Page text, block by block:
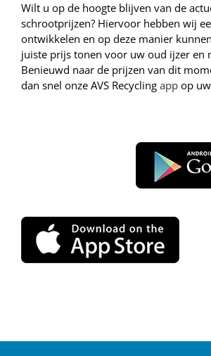
Wilt u op de hoogte blijven van de
schrootprijzen? Hiervoor hebben wij
ontwikkelen en op deze manier
juiste prijs tonen voor uw oud ijzer en
Benieuwd naar de prijzen van dit
dan snel onze AVS Recycling app op